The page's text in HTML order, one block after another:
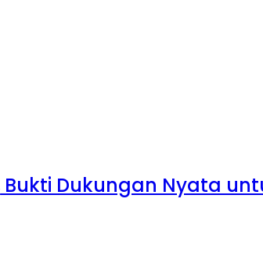
Bukti Dukungan Nyata